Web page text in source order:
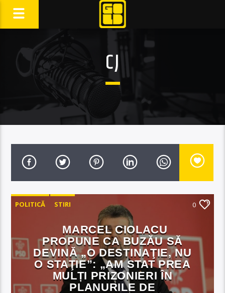
CJ
POLITICĂ STIRI 0
MARCEL CIOLACU
PROPUNE CA BUZĂU SĂ
DEVINĂ „O DESTINAŢIE, NU
O STAŢIE”: „AM STAT PREA
MULȚI PRIZONIERI ÎN
PLANURILE DE